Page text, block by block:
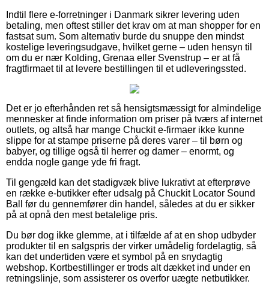
Indtil flere e-forretninger i Danmark sikrer levering uden
betaling, men oftest stiller det krav om at man shopper for en
fastsat sum. Som alternativ burde du snuppe den mindst
kostelige leveringsudgave, hvilket gerne – uden hensyn til
om du er nær Kolding, Grenaa eller Svenstrup – er at få
fragtfirmaet til at levere bestillingen til et udleveringssted.
Det er jo efterhånden ret så hensigtsmæssigt for almindelige
mennesker at finde information om priser på tværs af internet
outlets, og altså har mange Chuckit e-firmaer ikke kunne
slippe for at stampe priserne på deres varer – til børn og
babyer, og tillige også til herrer og damer – enormt, og
endda nogle gange yde fri fragt.
Til gengæld kan det stadigvæk blive lukrativt at efterprøve
en række e-butikker efter udsalg på Chuckit Locator Sound
Ball før du gennemfører din handel, således at du er sikker
på at opnå den mest betalelige pris.
Du bør dog ikke glemme, at i tilfælde af at en shop udbyder
produkter til en salgspris der virker umådelig fordelagtig, så
kan det undertiden være et symbol på en snydagtig
webshop. Kortbestillinger er trods alt dækket ind under en
retningslinje, som assisterer os overfor uægte netbutikker.